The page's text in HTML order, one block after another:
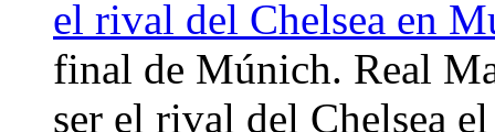
el rival del Chelsea en
final de Múnich. Real
ser el rival del Chelsea